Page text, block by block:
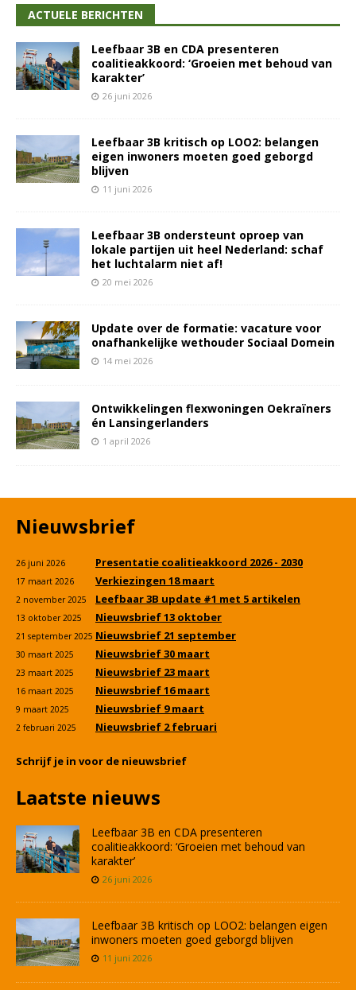
ACTUELE BERICHTEN
Leefbaar 3B en CDA presenteren
coalitieakkoord: ‘Groeien met behoud van
karakter’
26 juni 2026
Leefbaar 3B kritisch op LOO2: belangen
eigen inwoners moeten goed geborgd
blijven
11 juni 2026
Leefbaar 3B ondersteunt oproep van
lokale partijen uit heel Nederland: schaf
het luchtalarm niet af!
20 mei 2026
Update over de formatie: vacature voor
onafhankelijke wethouder Sociaal Domein
14 mei 2026
Ontwikkelingen flexwoningen Oekraïners
én Lansingerlanders
1 april 2026
Nieuwsbrief
26 juni 2026 Presentatie coalitieakkoord 2026 - 2030
17 maart 2026 Verkiezingen 18 maart
2 november 2025 Leefbaar 3B update #1 met 5 artikelen
13 oktober 2025 Nieuwsbrief 13 oktober
21 september 2025 Nieuwsbrief 21 september
30 maart 2025 Nieuwsbrief 30 maart
23 maart 2025 Nieuwsbrief 23 maart
16 maart 2025 Nieuwsbrief 16 maart
9 maart 2025 Nieuwsbrief 9 maart
2 februari 2025 Nieuwsbrief 2 februari
Schrijf je in voor de nieuwsbrief
Laatste nieuws
Leefbaar 3B en CDA presenteren
coalitieakkoord: ‘Groeien met behoud van
karakter’
26 juni 2026
Leefbaar 3B kritisch op LOO2: belangen eigen
inwoners moeten goed geborgd blijven
11 juni 2026